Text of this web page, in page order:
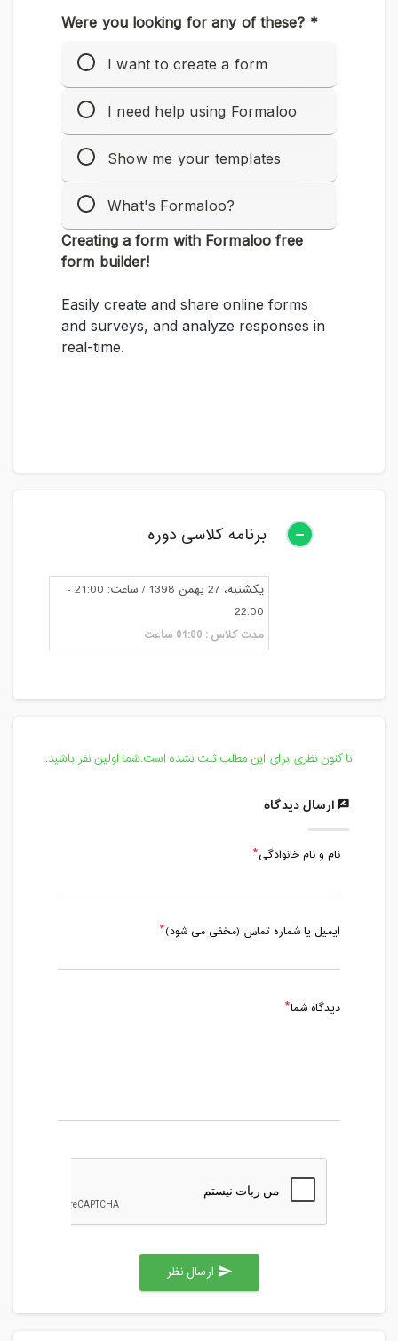
برنامه کلاسی دوره
یکشنبه، 27 بهمن 1398 / ساعت: 21:00 -
22:00
مدت کلاس : 01:00 ساعت
تا کنون نظری برای این مطلب ثبت نشده است.شما اولین نفر باشید.
ارسال دیدگاه
نام و نام خانوادگی
ایمیل یا شماره تماس (مخفی می شود)
دیدگاه شما
send